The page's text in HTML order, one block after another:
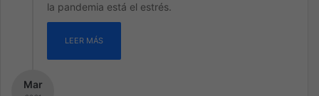
la pandemia está el estrés.
LEER MÁS
Mar